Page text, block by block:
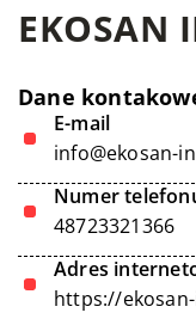
EKOSAN
Dane
E-mail
info@ekosan-
Numer
48723321366
Adres
https://